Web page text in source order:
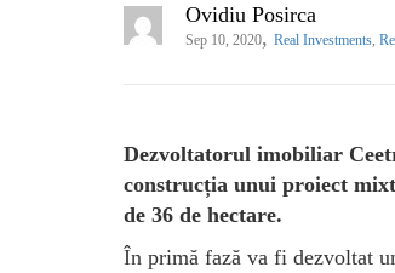
Ovidiu Posirca
Sep 10, 2020, Real Investments,
Dezvoltatorul imobiliar
construcția unui proiect
de 36 de hectare.
În primă fază va fi dezvoltat